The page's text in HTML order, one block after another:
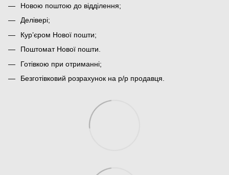
Новою поштою до відділення;
Делівері;
Кур’єром Нової пошти;
Поштомат Нової пошти.
Готівкою при отриманні;
Безготівковий розрахунок на р/р продавця.